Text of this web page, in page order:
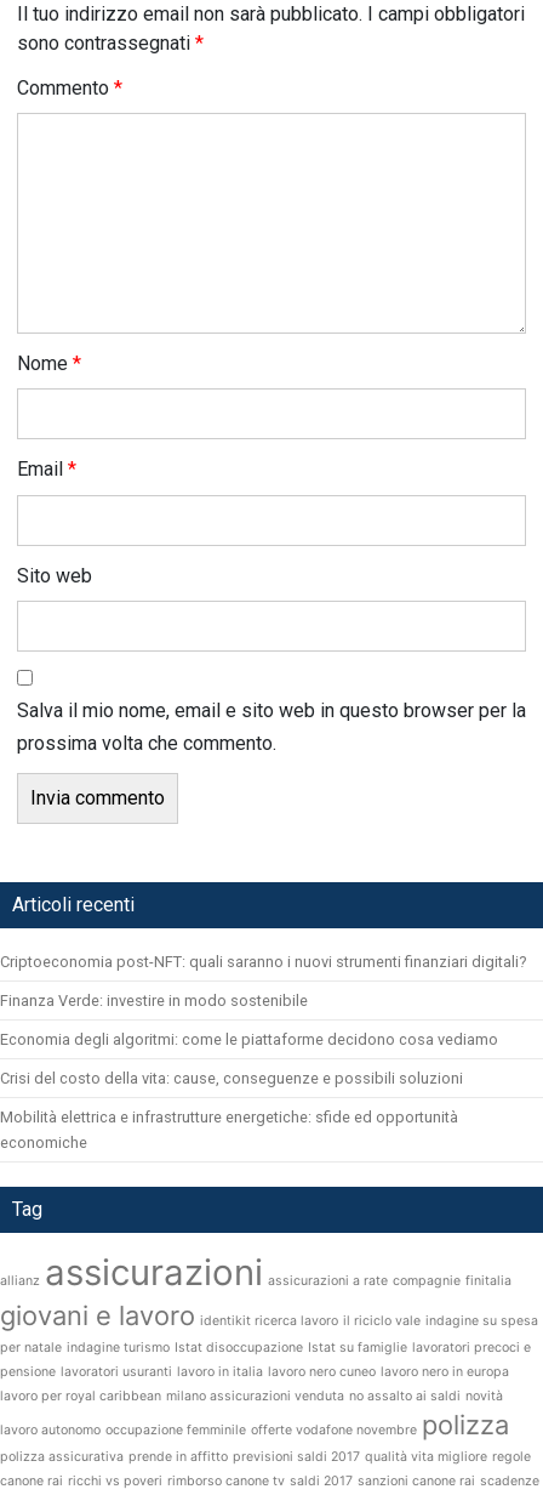
Il tuo indirizzo email non sarà pubblicato. I campi obbligatori
sono contrassegnati *
Commento *
Nome *
Email *
Sito web
Salva il mio nome, email e sito web in questo browser per la
prossima volta che commento.
Articoli recenti
Criptoeconomia post-NFT: quali saranno i nuovi strumenti finanziari digitali?
Finanza Verde: investire in modo sostenibile
Economia degli algoritmi: come le piattaforme decidono cosa vediamo
Crisi del costo della vita: cause, conseguenze e possibili soluzioni
Mobilità elettrica e infrastrutture energetiche: sfide ed opportunità
economiche
Tag
allianz assicurazioni assicurazioni a rate compagnie finitalia
giovani e lavoro identikit ricerca lavoro il riciclo vale indagine su spesa
per natale indagine turismo Istat disoccupazione Istat su famiglie lavoratori precoci e
pensione lavoratori usuranti lavoro in italia lavoro nero cuneo lavoro nero in europa
lavoro per royal caribbean milano assicurazioni venduta no assalto ai saldi novità
lavoro autonomo occupazione femminile offerte vodafone novembre polizza
polizza assicurativa prende in affitto previsioni saldi 2017 qualità vita migliore regole
canone rai ricchi vs poveri rimborso canone tv saldi 2017 sanzioni canone rai scadenze